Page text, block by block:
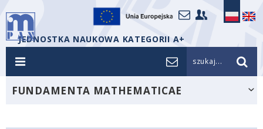
JEDNOSTKA NAUKOWA KATEGORII A+
szukaj...
FUNDAMENTA MATHEMATICAE